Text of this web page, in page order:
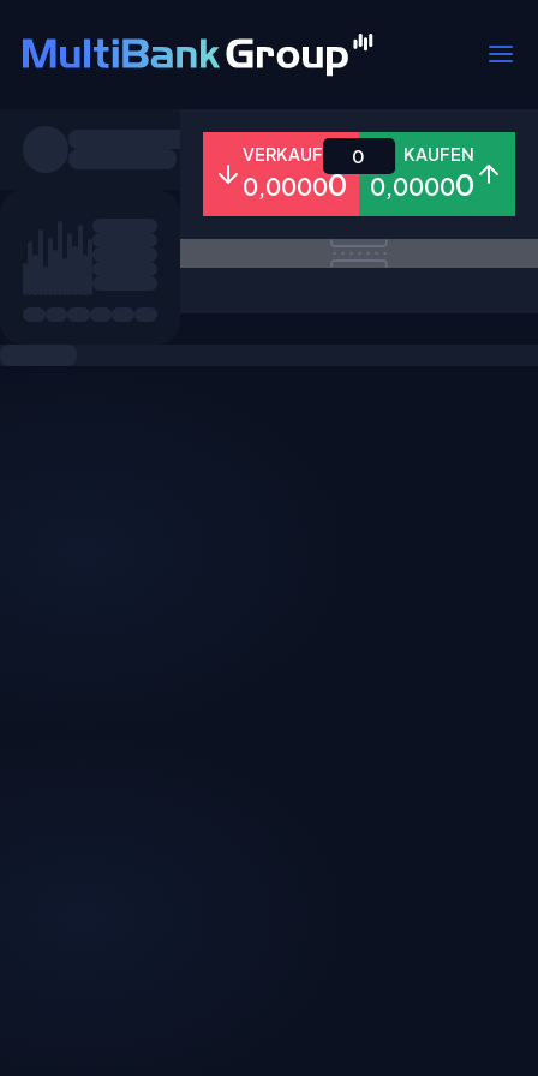
Alle Forex Metalle Aktien
VERKAUFEN
0,00000
KAUFEN
0,00000
0